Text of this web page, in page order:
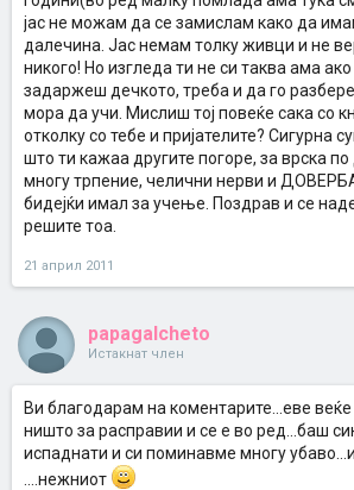
јас не можам да се замислам како да
далечина. Јас немам толку живци и не
никого! Но изгледа ти не си таква ама
задаржеш дечкото, треба и да го
мора да учи. Мислиш тој повеќе сака со
отколку со тебе и пријателите? Сигурна
што ти кажаа другите погоре, за врска
многу трпение, челични нерви и
бидејќи имал за учење. Поздрав и се
решите тоа.
21 април 2011
papagalcheto
Истакнат член
Ви благодарам на коментарите...еве
ништо за расправии и се е во ред...баш
испаднати и си поминавме многу
....нежниот